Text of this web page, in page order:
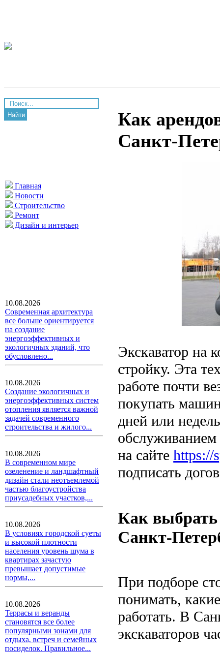
Найти
Главная
Новости
Строительство
Ремонт
Дизайн и интерьер
10.08.2026
Современная архитектура
все больше ориентируется
на создание
энергоэффективных и
экологичных зданий, что
обусловлено...
10.08.2026
Создание экологичных и
энергоэффективных систем
отопления является важной
задачей современного
строительства и жилого...
10.08.2026
В современном мире
озеленение и ландшафтный
дизайн стали неотъемлемой
частью благоустройства
приусадебных участков,...
10.08.2026
В условиях городской суеты
и высокой плотности
населения уровень шума в
квартирах зачастую
превышает допустимые
нормы,...
10.08.2026
Террасы и веранды
становятся все более
популярными зонами для
отдыха, встреч и семейных
посиделок. Правильное...
Как
Санкт-
Экскаватор на
стройку. Эта
работе почти
покупать
дней или
на сайте https://
подписать
Как выбрать
Санкт-
При подборе
понимать,
работать. В
экскаваторов